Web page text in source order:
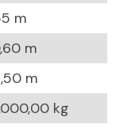
m
m
m
kg